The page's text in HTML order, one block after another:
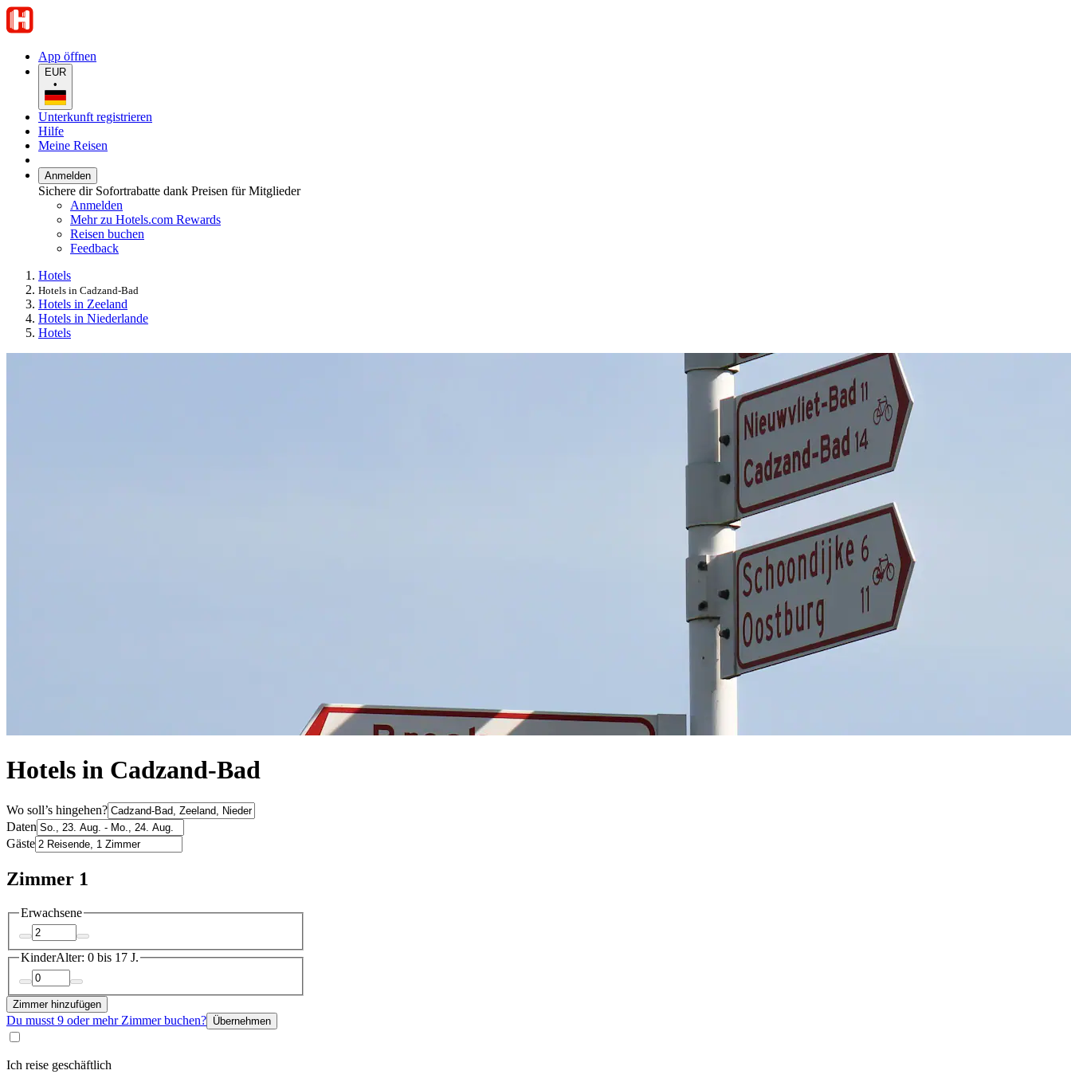
App öffnen
EUR
•
Unterkunft registrieren
Hilfe
Meine Reisen
Anmelden
Sichere dir Sofortrabatte dank Preisen für Mitglieder
Anmelden
Mehr zu Hotels.com Rewards
Reisen buchen
Feedback
Hotels
Hotels in Cadzand-Bad
Hotels in Zeeland
Hotels in Niederlande
Hotels
Hotels in Cadzand-Bad
Wo soll’s hingehen?
Daten
Gäste
Zimmer 1
Erwachsene
KinderAlter: 0 bis 17 J.
Zimmer hinzufügen
Du musst 9 oder mehr Zimmer buchen? Übernehmen
Ich reise geschäftlich